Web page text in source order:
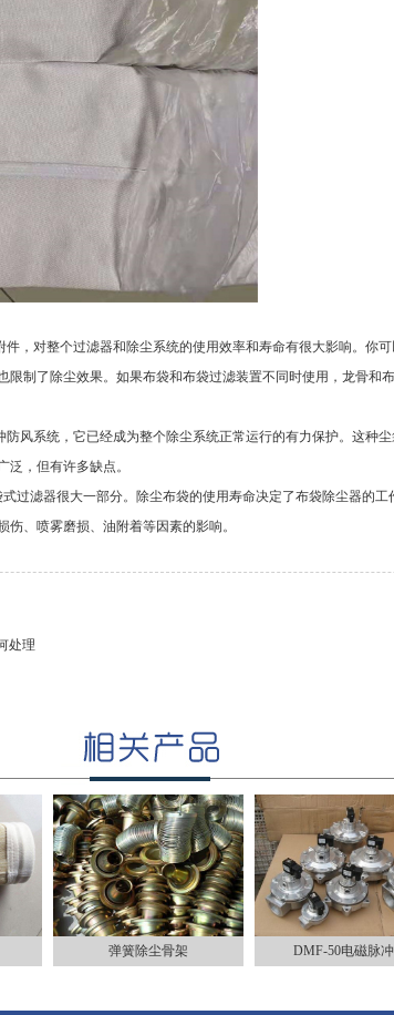
，对整个过滤器和除尘系统的使用效率和寿命有很大影响。你
制了除尘效果。如果布袋和布袋过滤装置不同时使用，龙骨和
风系统，它已经成为整个除尘系统正常运行的有力保护。这种
，但有许多缺点。
过滤器很大一部分。除尘布袋的使用寿命决定了布袋除尘器的
、喷雾磨损、油附着等因素的影响。
处理
弹簧除尘骨架 DMF-50电磁脉